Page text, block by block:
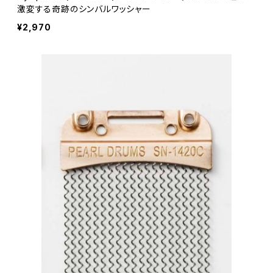
激変する奇跡のシンバルワッシャー
¥2,970